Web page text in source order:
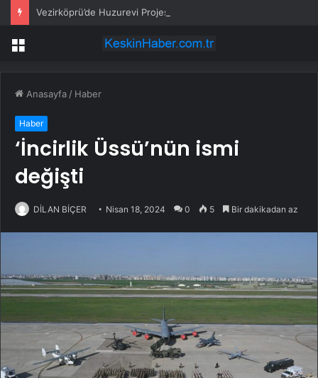
Vezirköprü’de Huzurevi Projesine 192 Milyon TL Destek
Menü
Anasayfa / Haber
Haber
‘İncirlik Üssü’nün ismi
değişti
DİLAN BİÇER Nisan 18, 2024 0 5 Bir dakikadan az